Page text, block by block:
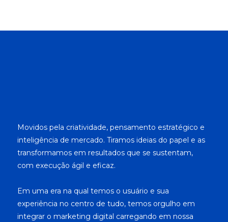
Movidos pela criatividade, pensamento estratégico e
inteligência de mercado. Tiramos ideias do papel e as
transformamos em resultados que se sustentam,
com execução ágil e eficaz.
Em uma era na qual temos o usuário e sua
experiência no centro de tudo, temos orgulho em
integrar o marketing digital carregando em nossa